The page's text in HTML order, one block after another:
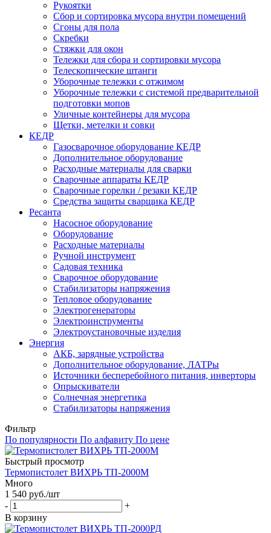
Рукоятки
Сбор и сортировка мусора внутри помещений
Сгоны для пола
Скребки
Стяжки для окон
Тележки для сбора и сортировки мусора
Телескопические штанги
Уборочные тележки с отжимом
Уборочные тележки с системой предварительной
подготовки мопов
Уличные контейнеры для мусора
Щетки, метелки и совки
КЕДР
Газосварочное оборудование КЕДР
Дополнительное оборудование
Расходные материалы для сварки
Сварочные аппараты КЕДР
Сварочные горелки / резаки КЕДР
Средства защиты сварщика КЕДР
Ресанта
Насосное оборудование
Оборудование
Расходные материалы
Ручной инструмент
Садовая техника
Сварочное оборудование
Стабилизаторы напряжения
Тепловое оборудование
Электрогенераторы
Электроинструменты
Электроустановочные изделия
Энергия
АКБ, зарядные устройства
Дополнительное оборудование, ЛАТРы
Источники бесперебойного питания, инверторы
Опрыскиватели
Солнечная энергетика
Стабилизаторы напряжения
Фильтр
По популярности По алфавиту По цене
Быстрый просмотр
Термопистолет ВИХРЬ ТП-2000М
Много
1 540 руб./шт
-
+
В корзину